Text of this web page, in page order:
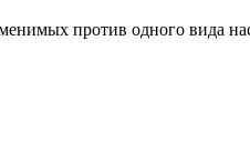
против одного вида